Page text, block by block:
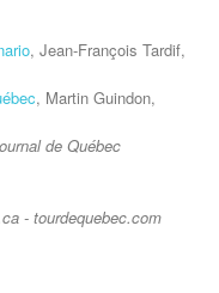
, Jean-François Tardif,
, Martin Guindon,
de Québec
- tourdequebec.com